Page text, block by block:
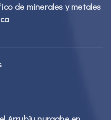
de minerales y metales